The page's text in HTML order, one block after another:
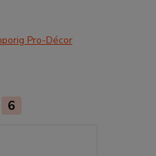
Pro-Décor
6